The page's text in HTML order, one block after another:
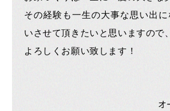
その経験も一生の大事な思い出
いさせて頂きたいと思いますので、
よろしくお願い致します！
オ